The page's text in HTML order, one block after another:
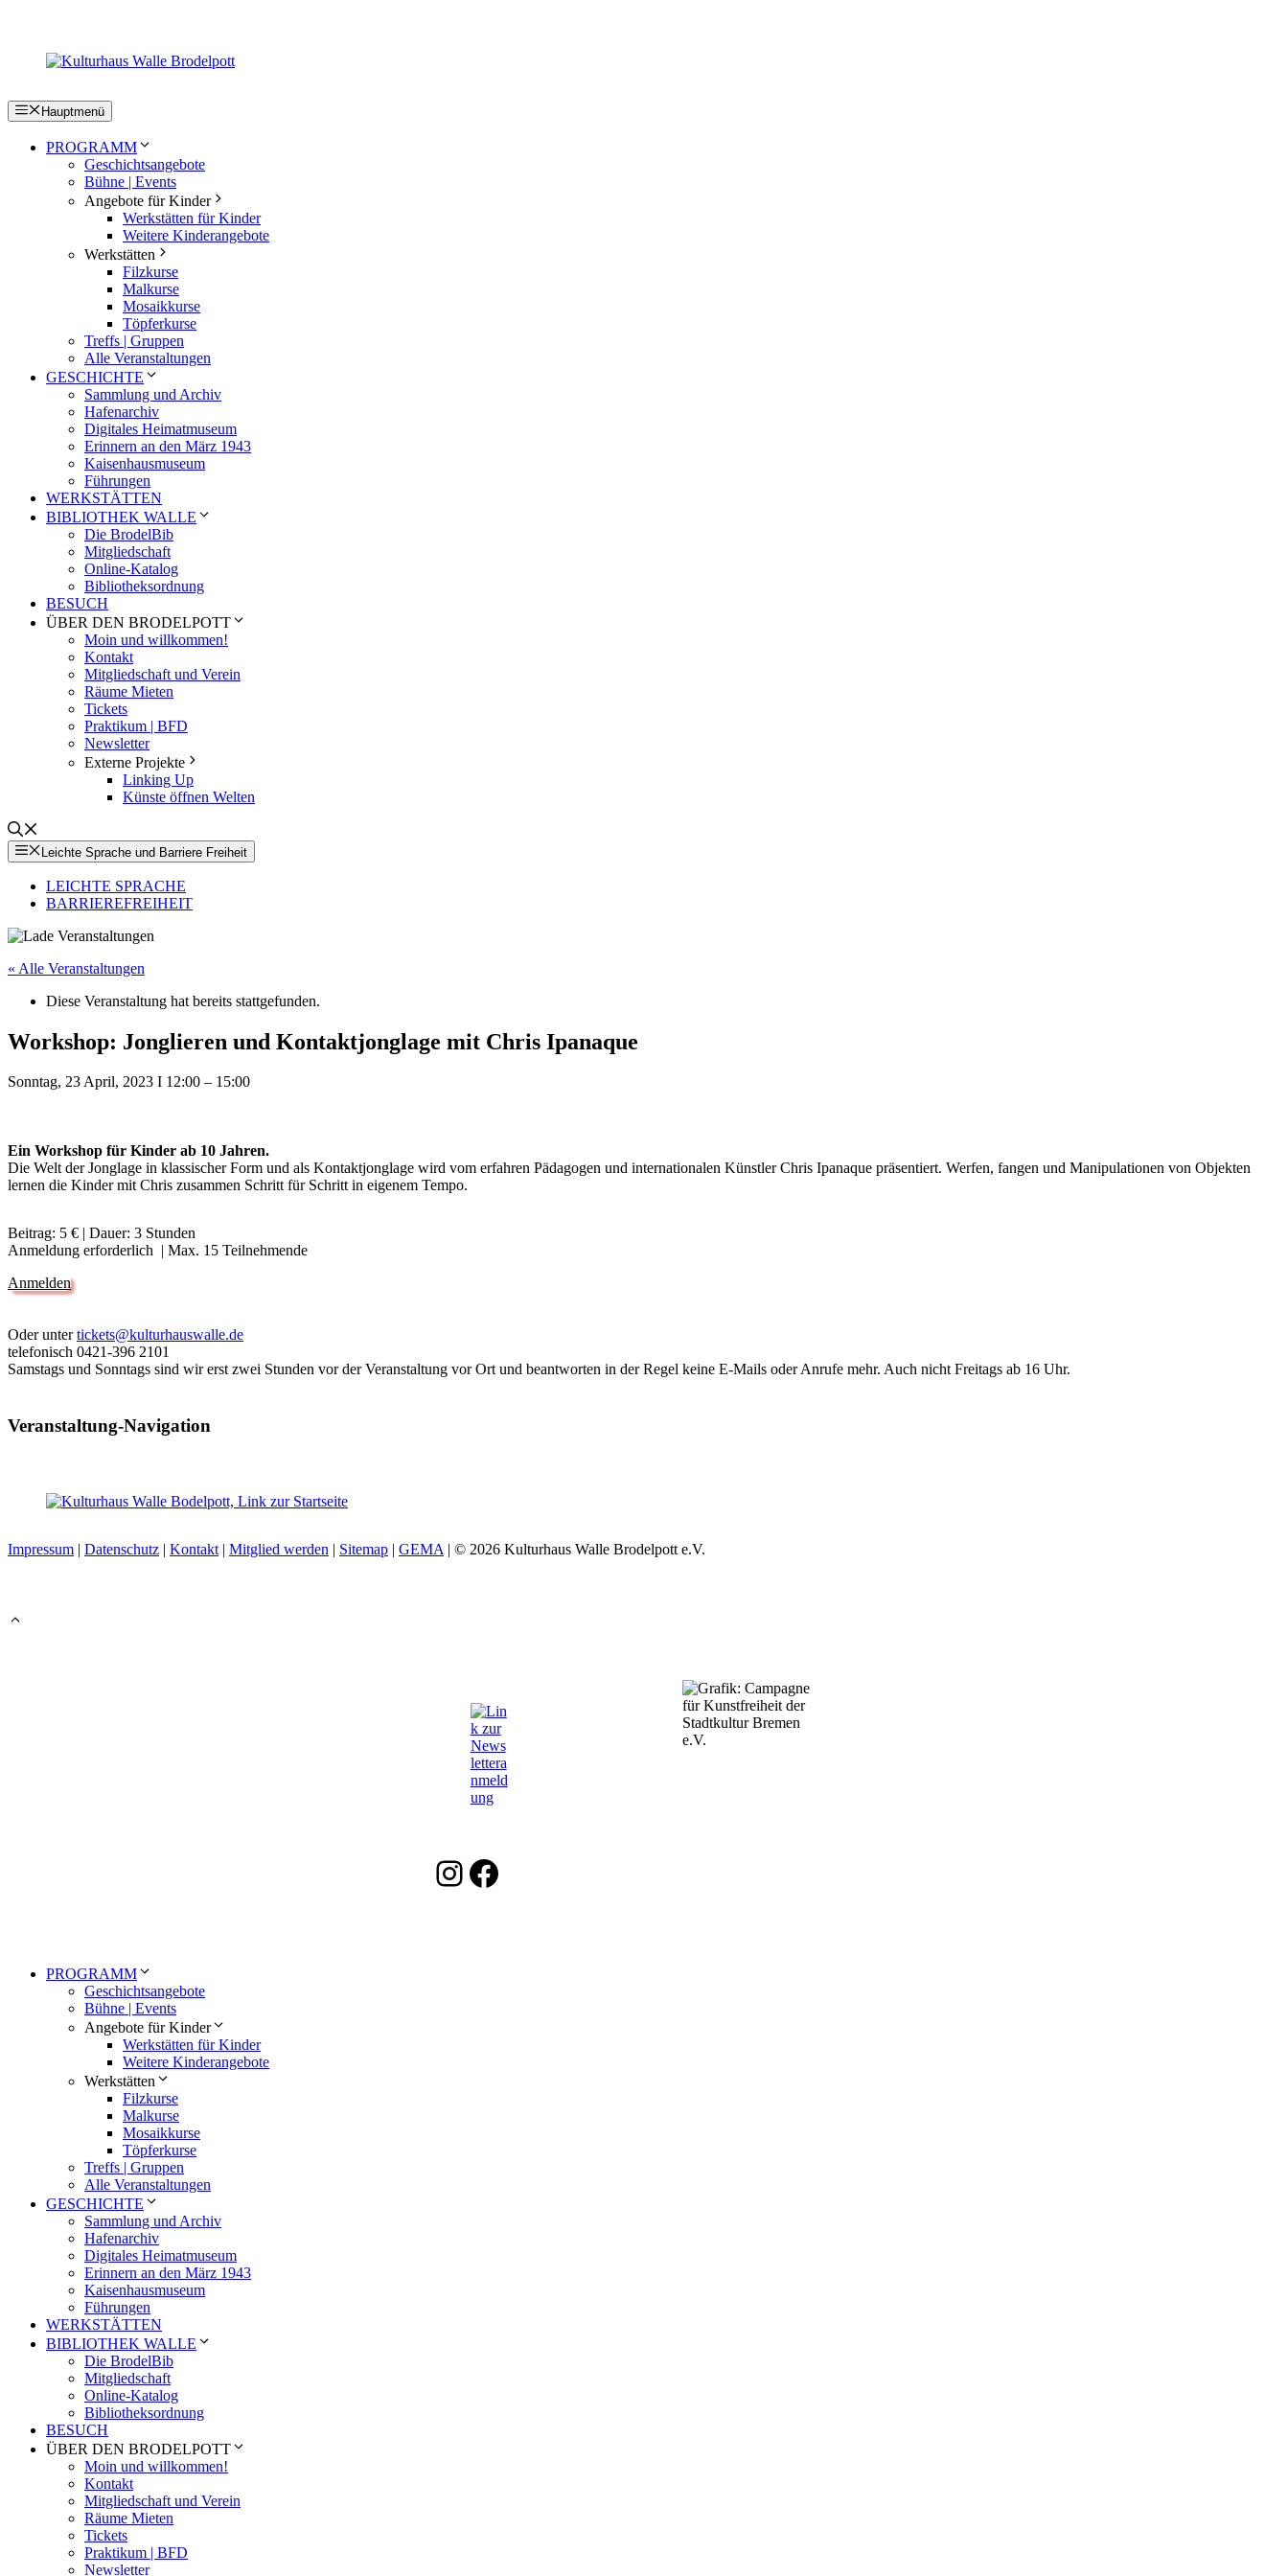
springen
Hauptmenü
PROGRAMM
Geschichtsangebote
Bühne | Events
Angebote für Kinder
Werkstätten für Kinder
Weitere Kinderangebote
Werkstätten
Filzkurse
Malkurse
Mosaikkurse
Töpferkurse
Treffs | Gruppen
Alle Veranstaltungen
GESCHICHTE
Sammlung und Archiv
Hafenarchiv
Digitales Heimatmuseum
Erinnern an den März 1943
Kaisenhausmuseum
Führungen
WERKSTÄTTEN
BIBLIOTHEK WALLE
Die BrodelBib
Mitgliedschaft
Online-Katalog
Bibliotheksordnung
BESUCH
ÜBER DEN BRODELPOTT
Moin und willkommen!
Kontakt
Mitgliedschaft und Verein
Räume Mieten
Tickets
Praktikum | BFD
Newsletter
Externe Projekte
Linking Up
Künste öffnen Welten
Leichte Sprache und Barriere Freiheit
LEICHTE SPRACHE
BARRIEREFREIHEIT
« Alle Veranstaltungen
Diese Veranstaltung hat bereits stattgefunden.
Workshop: Jonglieren und Kontaktjonglage mit Chris Ipanaque
Sonntag, 23 April, 2023 I 12:00 – 15:00
Ein Workshop für Kinder ab 10 Jahren.
Die Welt der Jonglage in klassischer Form und als Kontaktjonglage wird vom erfahren Pädagogen und internationalen Künstler Chris Ipanaque präsentiert. Werfen, fangen und Manipulationen von Objekten
lernen die Kinder mit Chris zusammen Schritt für Schritt in eigenem Tempo.
Beitrag: 5 € | Dauer: 3 Stunden
Anmeldung erforderlich | Max. 15 Teilnehmende
Anmelden
Oder untertickets@kulturhauswalle.de
telefonisch 0421-396 2101
Samstags und Sonntags sind wir erst zwei Stunden vor der Veranstaltung vor Ort und beantworten in der Regel keine E-Mails oder Anrufe mehr. Auch nicht Freitags ab 16 Uhr.
Veranstaltung-Navigation
Impressum | Datenschutz | Kontakt | Mitglied werden | Sitemap | GEMA | © 2026 Kulturhaus Walle Brodelpott e.V.
Instagram Facebook
PROGRAMM
Geschichtsangebote
Bühne | Events
Angebote für Kinder
Werkstätten für Kinder
Weitere Kinderangebote
Werkstätten
Filzkurse
Malkurse
Mosaikkurse
Töpferkurse
Treffs | Gruppen
Alle Veranstaltungen
GESCHICHTE
Sammlung und Archiv
Hafenarchiv
Digitales Heimatmuseum
Erinnern an den März 1943
Kaisenhausmuseum
Führungen
WERKSTÄTTEN
BIBLIOTHEK WALLE
Die BrodelBib
Mitgliedschaft
Online-Katalog
Bibliotheksordnung
BESUCH
ÜBER DEN BRODELPOTT
Moin und willkommen!
Kontakt
Mitgliedschaft und Verein
Räume Mieten
Tickets
Praktikum | BFD
Newsletter